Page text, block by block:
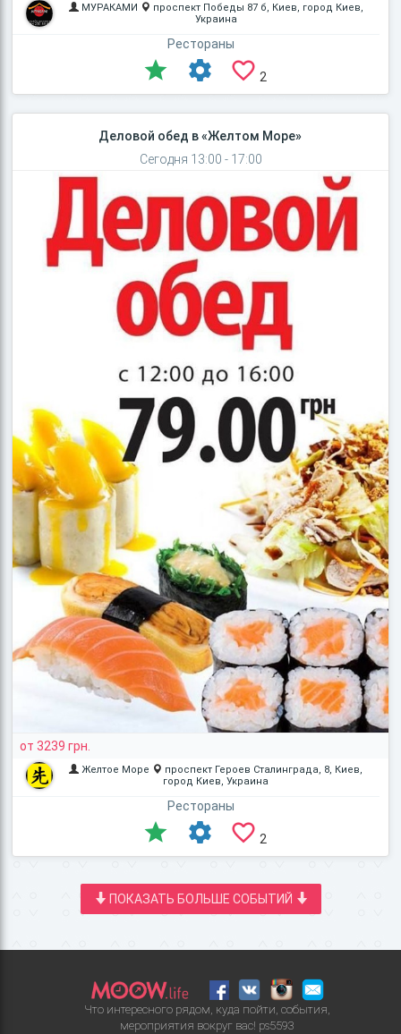
МУРАКАМИ
проспект Победы 87 б, Киев, город Киев,
Украина
Рестораны
2
Деловой обед в «Желтом Море»
Сегодня 13:00 - 17:00
от 3239 грн.
Желтое Море
проспект Героев Сталинграда, 8, Киев,
город Киев, Украина
Рестораны
2
ПОКАЗАТЬ БОЛЬШЕ СОБЫТИЙ
Что интересного рядом, куда пойти, события,
мероприятия вокруг вас! ps5593